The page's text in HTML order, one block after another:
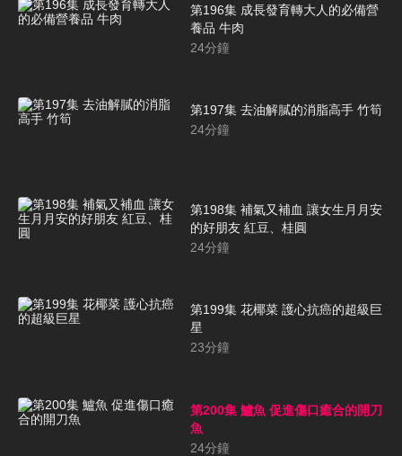
第196集 成長發育轉大人的必備營
養品 牛肉
24分鐘
第197集 去油解膩的消脂高手 竹筍
24分鐘
第198集 補氣又補血 讓女生月月安
的好朋友 紅豆、桂圓
24分鐘
第199集 花椰菜 護心抗癌的超級巨
星
23分鐘
第200集 鱸魚 促進傷口癒合的開刀
魚
24分鐘